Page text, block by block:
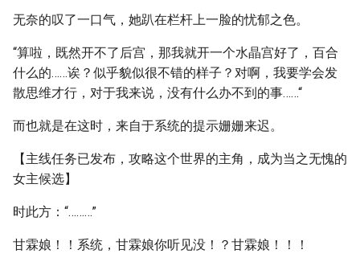
无奈的叹了一口气，她趴在栏杆上一脸的忧郁之色。
“算啦，既然开不了后宫，那我就开一个水晶宫好了，百合
什么的……诶？似乎貌似很不错的样子？对啊，我要学会发
散思维才行，对于我来说，没有什么办不到的事……“
而也就是在这时，来自于系统的提示姗姗来迟。
【主线任务已发布，攻略这个世界的主角，成为当之无愧的
女主候选】
时此方：“………”
甘霖娘！！系统，甘霖娘你听见没！？甘霖娘！！！